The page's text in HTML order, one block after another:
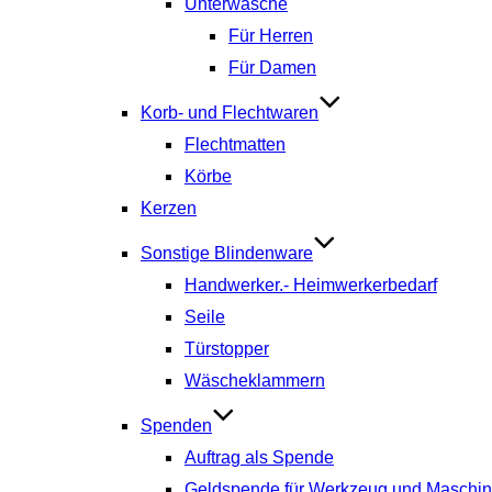
Unterwäsche
Für Herren
Für Damen
Korb- und Flechtwaren
Flechtmatten
Körbe
Kerzen
Sonstige Blindenware
Handwerker.- Heimwerkerbedarf
Seile
Türstopper
Wäscheklammern
Spenden
Auftrag als Spende